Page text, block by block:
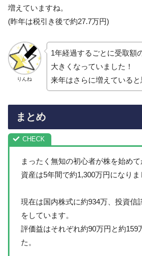
増えていますね。
(昨年は税引き後で約27.7万円)
りんね
1年経過するごとに受取額
大きくなっていました！
来年はさらに増えていると
まとめ
まったく無知の初心者が株を始め
資産は5年間で約1,300万円になりま
現在は国内株式に約934万、投資信
をしています。
評価益はそれぞれ約90万円と約159
た。